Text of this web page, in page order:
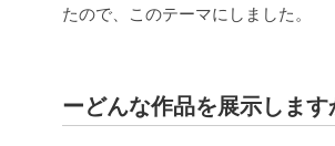
たので、このテーマにしました。
ーどんな作品を展示します